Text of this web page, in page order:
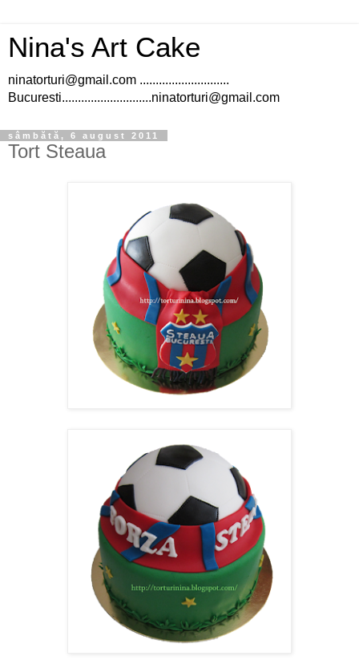
Nina's Art Cake
ninatorturi@gmail.com ............................
Bucuresti............................ninatorturi@gmail.com
sâmbătă, 6 august 2011
Tort Steaua